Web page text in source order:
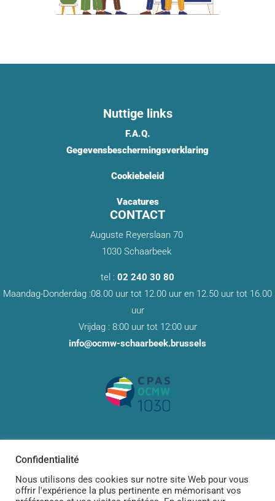
Nuttige links
F.A.Q.
Gegevensbeschermingsverklaring
Cookiebeleid
Vacatures
CONTACT
Auguste Reyerslaan 70
1030 Schaarbeek
tel : 02 240 30 80
Maandag-Donderdag :08.00 uur tot 12.00 uur en 12.50 uur tot 16.00
uur
Vrijdag : 8:00 uur tot 12:00 uur
info@ocmw-schaarbeek.brussels
Designed by Dary Designfor POP Productions
Confidentialité
Nous utilisons des cookies sur notre site Web pour vous
offrir l'expérience la plus pertinente en mémorisant vos